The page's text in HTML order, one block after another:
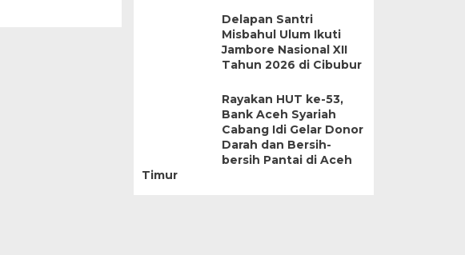
Delapan Santri
Misbahul Ulum Ikuti
Jambore Nasional XII
Tahun 2026 di Cibubur
Rayakan HUT ke-53,
Bank Aceh Syariah
Cabang Idi Gelar Donor
Darah dan Bersih-
bersih Pantai di Aceh
Timur